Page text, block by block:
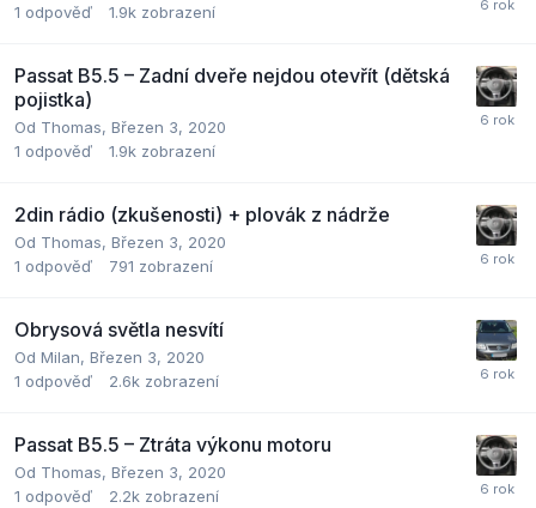
1 odpověď 1.9k zobrazení
Passat B5.5 – Zadní dveře nejdou otevřít (dětská
pojistka)
Od Thomas, Březen 3, 2020
1 odpověď 1.9k zobrazení
2din rádio (zkušenosti) + plovák z nádrže
Od Thomas, Březen 3, 2020
1 odpověď 791 zobrazení
Obrysová světla nesvítí
Od Milan, Březen 3, 2020
1 odpověď 2.6k zobrazení
Passat B5.5 – Ztráta výkonu motoru
Od Thomas, Březen 3, 2020
1 odpověď 2.2k zobrazení